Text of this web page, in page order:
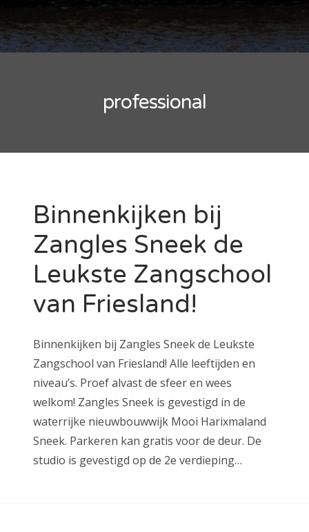
professional
Binnenkijken bij
Zangles Sneek de
Leukste Zangschool
van Friesland!
Binnenkijken bij Zangles Sneek de Leukste
Zangschool van Friesland! Alle leeftijden en
niveau’s. Proef alvast de sfeer en wees
welkom! Zangles Sneek is gevestigd in de
waterrijke nieuwbouwwijk Mooi Harixmaland
Sneek. Parkeren kan gratis voor de deur. De
studio is gevestigd op de 2e verdieping…